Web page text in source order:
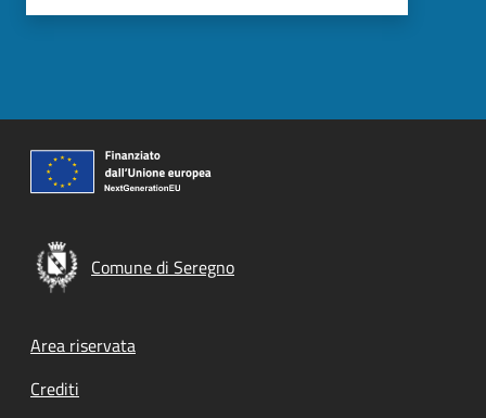
Comune di Seregno
Footer menu
Area riservata
Crediti